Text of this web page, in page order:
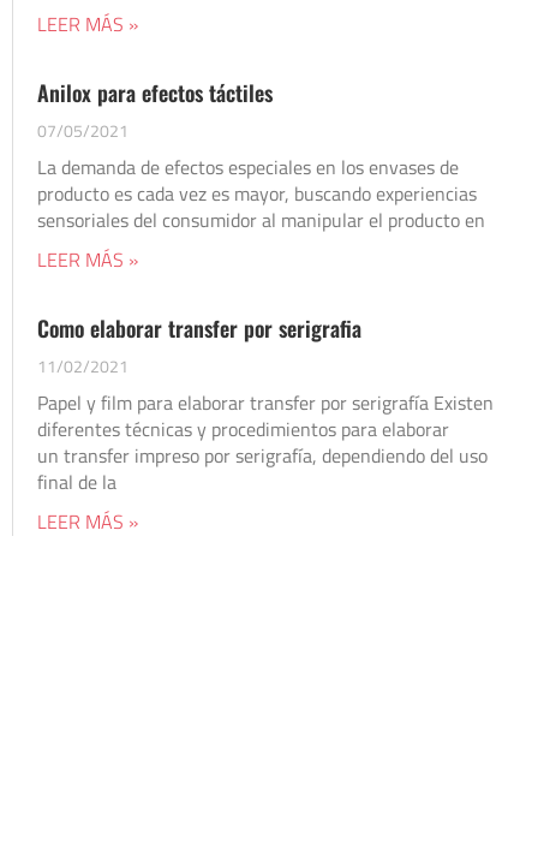
LEER MÁS »
Anilox para efectos táctiles
07/05/2021
La demanda de efectos especiales en los envases de
producto es cada vez es mayor, buscando experiencias
sensoriales del consumidor al manipular el producto en
LEER MÁS »
Como elaborar transfer por serigrafia
11/02/2021
Papel y film para elaborar transfer por serigrafía Existen
diferentes técnicas y procedimientos para elaborar
un transfer impreso por serigrafía, dependiendo del uso
final de la
LEER MÁS »